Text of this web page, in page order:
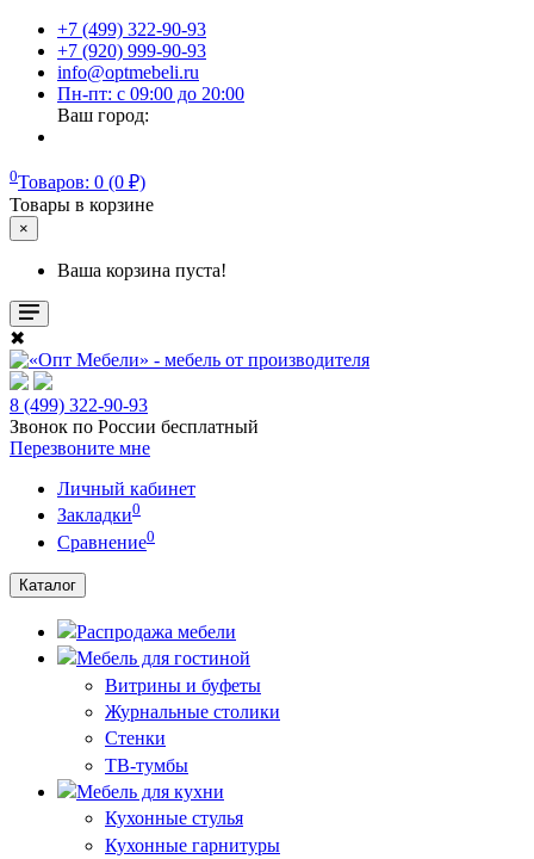
+7 (499) 322-90-93
+7 (920) 999-90-93
info@optmebeli.ru
Пн-пт: с 09:00 до 20:00
Ваш город:
0Товаров: 0 (0 ₽)
Товары в корзине
×
Ваша корзина пуста!
✖
8 (499) 322-90-93
Звонок по России бесплатный
Перезвоните мне
Личный кабинет
Закладки0
Сравнение0
Каталог
Распродажа мебели
Мебель для гостиной
Витрины и буфеты
Журнальные столики
Стенки
ТВ-тумбы
Мебель для кухни
Кухонные стулья
Кухонные гарнитуры